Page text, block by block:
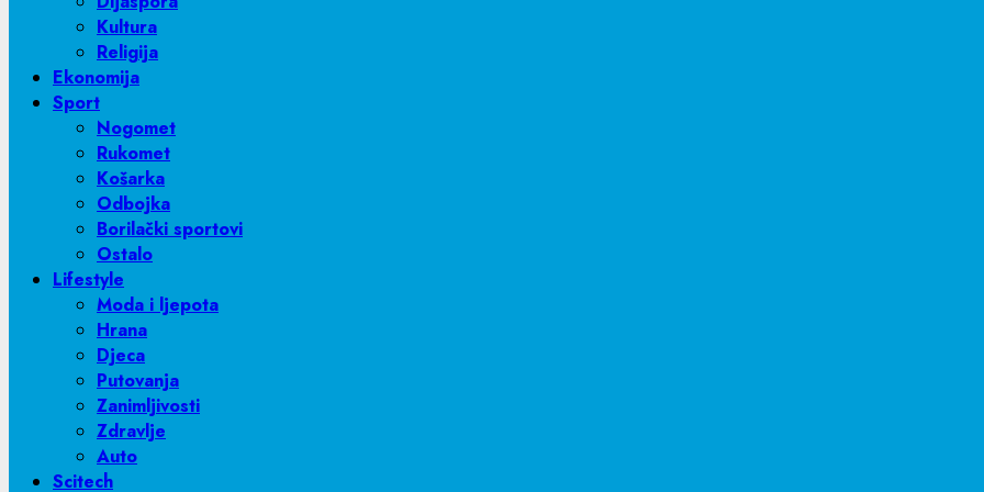
Kultura
Religija
Ekonomija
Sport
Nogomet
Rukomet
Košarka
Odbojka
Borilački sportovi
Ostalo
Lifestyle
Moda i ljepota
Hrana
Djeca
Putovanja
Zanimljivosti
Zdravlje
Auto
Scitech